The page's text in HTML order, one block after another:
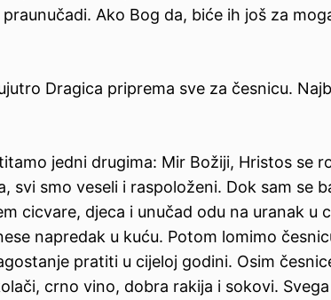
Ako Bog da, biće ih još za
Dragica priprema sve za česnicu.
jedni drugima: Mir Božiji, Hristos se
svi smo veseli i raspoloženi. Dok sam se
cicvare, djeca i unučad odu na uranak u
napredak u kuću. Potom lomimo
pratiti u cijeloj godini. Osim
crno vino, dobra rakija i sokovi.